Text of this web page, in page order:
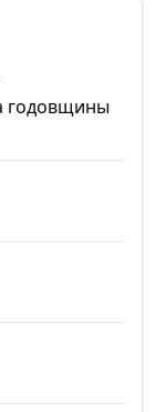
годовщины